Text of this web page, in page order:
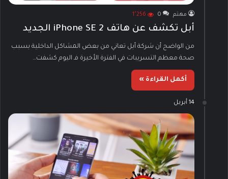
مهتم 0 1٬256
أبل تكشف عن هاتف iPhone SE 2 الجديد
من الواضح أن شركة أبل تعاني من بعض المشاكل الداخلية بسبب
صحة معظم التسريبات في الفترة الأخيرة فـ اليوم كشفت…
أكمل القراءة »
14 أبريل